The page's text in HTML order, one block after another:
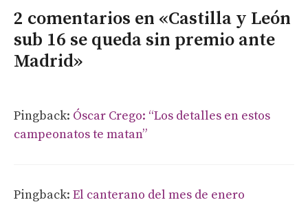
2 comentarios en «Castilla y León
sub 16 se queda sin premio ante
Madrid»
Pingback: Óscar Crego: “Los detalles en estos
campeonatos te matan”
Pingback: El canterano del mes de enero